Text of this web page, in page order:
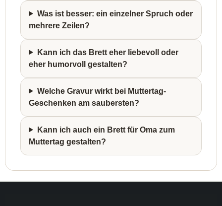
Was ist besser: ein einzelner Spruch oder
mehrere Zeilen?
Kann ich das Brett eher liebevoll oder
eher humorvoll gestalten?
Welche Gravur wirkt bei Muttertag-
Geschenken am saubersten?
Kann ich auch ein Brett für Oma zum
Muttertag gestalten?